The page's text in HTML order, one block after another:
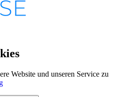
Website und unseren Service zu